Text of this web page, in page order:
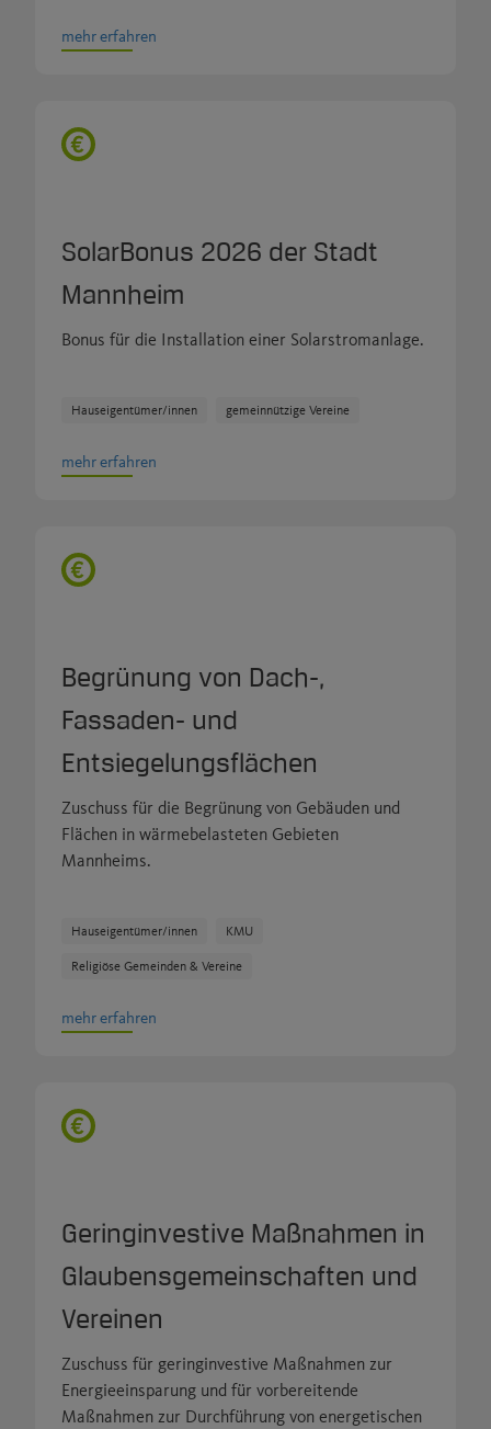
mehr erfahren
SolarBonus 2026 der Stadt
Mannheim
Bonus für die Installation einer Solarstromanlage.
Hauseigentümer/innen gemeinnützige Vereine
mehr erfahren
Begrünung von Dach-,
Fassaden- und
Entsiegelungsflächen
Zuschuss für die Begrünung von Gebäuden und
Flächen in wärmebelasteten Gebieten
Mannheims.
Hauseigentümer/innen KMU
Religiöse Gemeinden & Vereine
mehr erfahren
Geringinvestive Maßnahmen in
Glaubensgemeinschaften und
Vereinen
Zuschuss für geringinvestive Maßnahmen zur
Energieeinsparung und für vorbereitende
Maßnahmen zur Durchführung von energetischen